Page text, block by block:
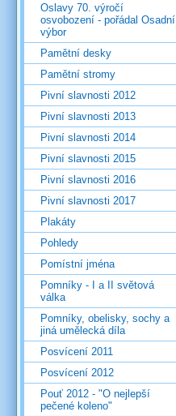
Oslavy 70. výročí
osvobození - pořádal Osadní
výbor
Pamětní desky
Pamětní stromy
Pivní slavnosti 2012
Pivní slavnosti 2013
Pivní slavnosti 2014
Pivní slavnosti 2015
Pivní slavnosti 2016
Pivní slavnosti 2017
Plakáty
Pohledy
Pomístní jména
Pomníky - I a II světová
válka
Pomníky, obelisky, sochy a
jiná umělecká díla
Posvícení 2011
Posvícení 2012
Pouť 2012 - "O nejlepší
pečené koleno"